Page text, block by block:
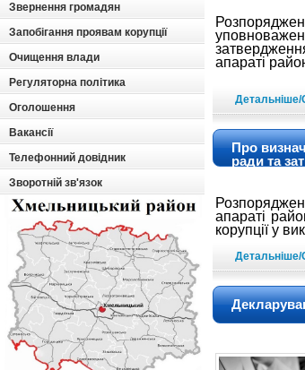
Звернення громадян
Запобігання проявам корупції
Очищення влади
Регуляторна політика
Оголошення
Вакансії
Телефонний довідник
Зворотній зв'язок
апараті
Детальніше/
Про
ради та
апараті
корупції у
Детальніше/